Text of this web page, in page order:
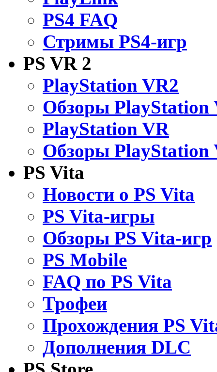
PS4 FAQ
Стримы PS4-игр
PS VR 2
PlayStation VR2
Обзоры PlayStation
PlayStation VR
Обзоры PlayStation
PS Vita
Новости о PS Vita
PS Vita-игры
Обзоры PS Vita-игр
PS Mobile
FAQ по PS Vita
Трофеи
Прохождения PS
Дополнения DLC